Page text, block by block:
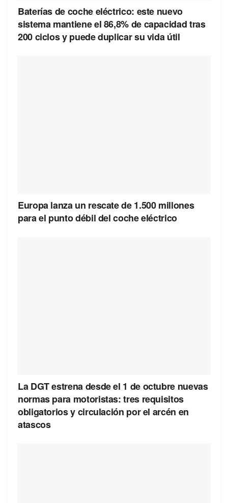
Baterías de coche eléctrico: este nuevo
sistema mantiene el 86,8% de capacidad tras
200 ciclos y puede duplicar su vida útil
Europa lanza un rescate de 1.500 millones
para el punto débil del coche eléctrico
La DGT estrena desde el 1 de octubre nuevas
normas para motoristas: tres requisitos
obligatorios y circulación por el arcén en
atascos